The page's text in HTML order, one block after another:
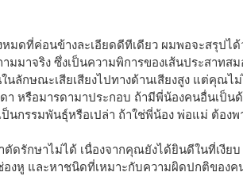
มดที่ค่อนข้างละเอียดดีทีเดียว ผมพอจะสรุปไ
ามมาจริง ซึ่งเป็นความพิการของเส้นประสาทส
นลักษณะเสียเสียงไปทางด้านเสียงสูง แต่คุณไ
หรือมารดามาประกอบ ถ้ามีพี่น้องคนอื่นเป็น
นกรรมพันธุ์หรือเปล่า ถ้าใช่พี่น้อง พ่อแม่ ต้องพ
ดรักษาไม่ได้ เนื่องจากคุณยังได้ยินดีในที่เงียบ
งหู และหาชนิดที่เหมาะกับความผิดปกติของค